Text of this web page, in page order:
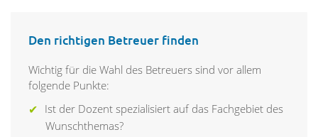
Den richtigen Betreuer finden
Wichtig für die Wahl des Betreuers sind vor allem
folgende Punkte:
Ist der Dozent spezialisiert auf das Fachgebiet des
Wunschthemas?